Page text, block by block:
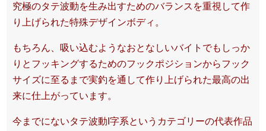
究極のタテ波動を生み出すためのバランスを重視して作
り上げられた特殊デザインボディ。
もちろん、吸い込むようなおとなしいバイトでもしっか
りとフッキングするためのフックポジションからフック
サイズに至るまで実釣を通して作り上げられた最高の出
来に仕上がっています。
今までにないタテ波動I字系というカテゴリーの代表作品